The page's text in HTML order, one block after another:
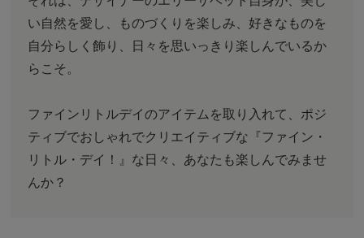
い自然を愛し、ものづくりを楽しみ、好きなものを
自分らしく飾り、日々を思いっきり楽しんでいるか
らこそ。
ファインリトルデイのアイテムを取り入れて、ポジ
ティブでおしゃれでクリエイティブな『ファイン・
リトル・デイ！』な日々、あなたも楽しんでみませ
んか？